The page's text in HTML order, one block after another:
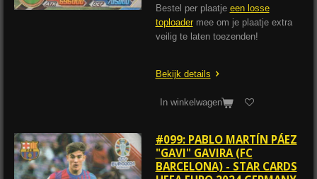
Bestel per plaatje een losse
toploadermee om je plaatje extra
veilig te laten toezenden!
Bekijk details
In winkelwagen
#099: PABLO MARTÍN PÁEZ
"GAVI" GAVIRA (FC
BARCELONA) - STAR CARDS